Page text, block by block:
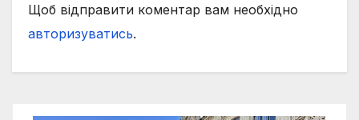
Щоб відправити коментар вам необхідно
авторизуватись.